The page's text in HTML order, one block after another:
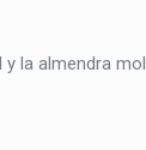
la almendra